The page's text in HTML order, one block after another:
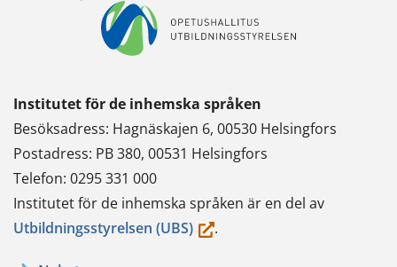
Institutet för de inhemska språken
Besöksadress: Hagnäskajen 6, 00530 Helsingfors
Postadress: PB 380, 00531 Helsingfors
Telefon: 0295 331 000
Institutet för de inhemska språken är en del av
Utbildningsstyrelsen (UBS)(du.